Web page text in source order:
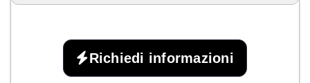
Richiedi informazioni